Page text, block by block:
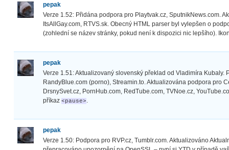
pepak
Verze 1.52: Přidána podpora pro Playtvak.cz, SputnikNews.com.
ItsAllGay.com, RTVS.sk. Obecný HTML parser byl vylepšen o
(zohlední se název stránky, pokud není k dispozici nic lepšího).
pepak
Verze 1.51: Aktualizovaný slovenský překlad od Vladimíra Kubaly.
RandyBlue.com (porno), Streamin.to. Aktualizována podpora pro
DrsnySvet.cz, PornHub.com, RedTube.com, TVNoe.cz,
příkaz <pause>
pepak
Verze 1.50: Podpora pro RVP.cz, Tumblr.com. Aktualizováno